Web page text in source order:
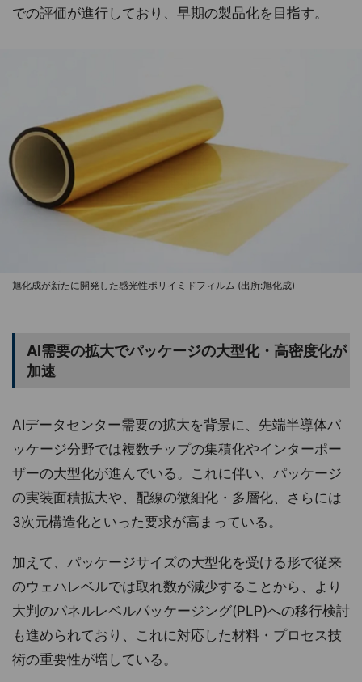
での評価が進行しており、早期の製品化を目指す。
旭化成が新たに開発した感光性ポリイミドフィルム (出所:旭化成)
AI需要の拡大でパッケージの大型化・高密度化が
加速
AIデータセンター需要の拡大を背景に、先端半導体パ
ッケージ分野では複数チップの集積化やインターポー
ザーの大型化が進んでいる。これに伴い、パッケージ
の実装面積拡大や、配線の微細化・多層化、さらには
3次元構造化といった要求が高まっている。
加えて、パッケージサイズの大型化を受ける形で従来
のウェハレベルでは取れ数が減少することから、より
大判のパネルレベルパッケージング(PLP)への移行検討
も進められており、これに対応した材料・プロセス技
術の重要性が増している。